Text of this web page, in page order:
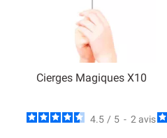
Cierges Magiques X10
4.5 / 5 - 2 avis